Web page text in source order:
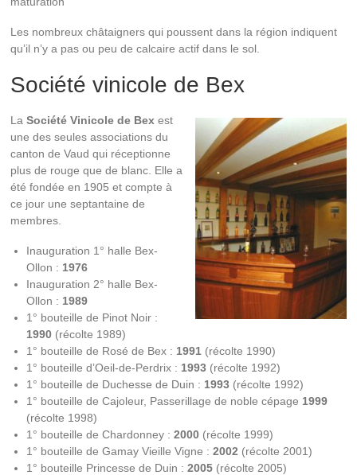
Les nombreux châtaigners qui poussent dans la région indiquent
qu’il n’y a pas ou peu de calcaire actif dans le sol.
Société vinicole de Bex
LaSociété Vinicole de Bex est
une des seules associations du
canton de Vaud qui réceptionne
plus de rouge que de blanc. Elle a
été fondée en 1905 et compte à
ce jour une septantaine de
membres.
Inauguration 1° halle Bex-
Ollon : 1976
Inauguration 2° halle Bex-
Ollon : 1989
1° bouteille de Pinot Noir :
1990 (récolte 1989)
1° bouteille de Rosé de Bex : 1991 (récolte 1990)
1° bouteille d’Oeil-de-Perdrix : 1993 (récolte 1992)
1° bouteille de Duchesse de Duin : 1993 (récolte 1992)
1° bouteille de Cajoleur, Passerillage de noble cépage 1999
(récolte 1998)
1° bouteille de Chardonney :2000 (récolte 1999)
1° bouteille de Gamay Vieille Vigne :2002 (récolte 2001)
1° bouteille Princesse de Duin :2005 (récolte 2005)